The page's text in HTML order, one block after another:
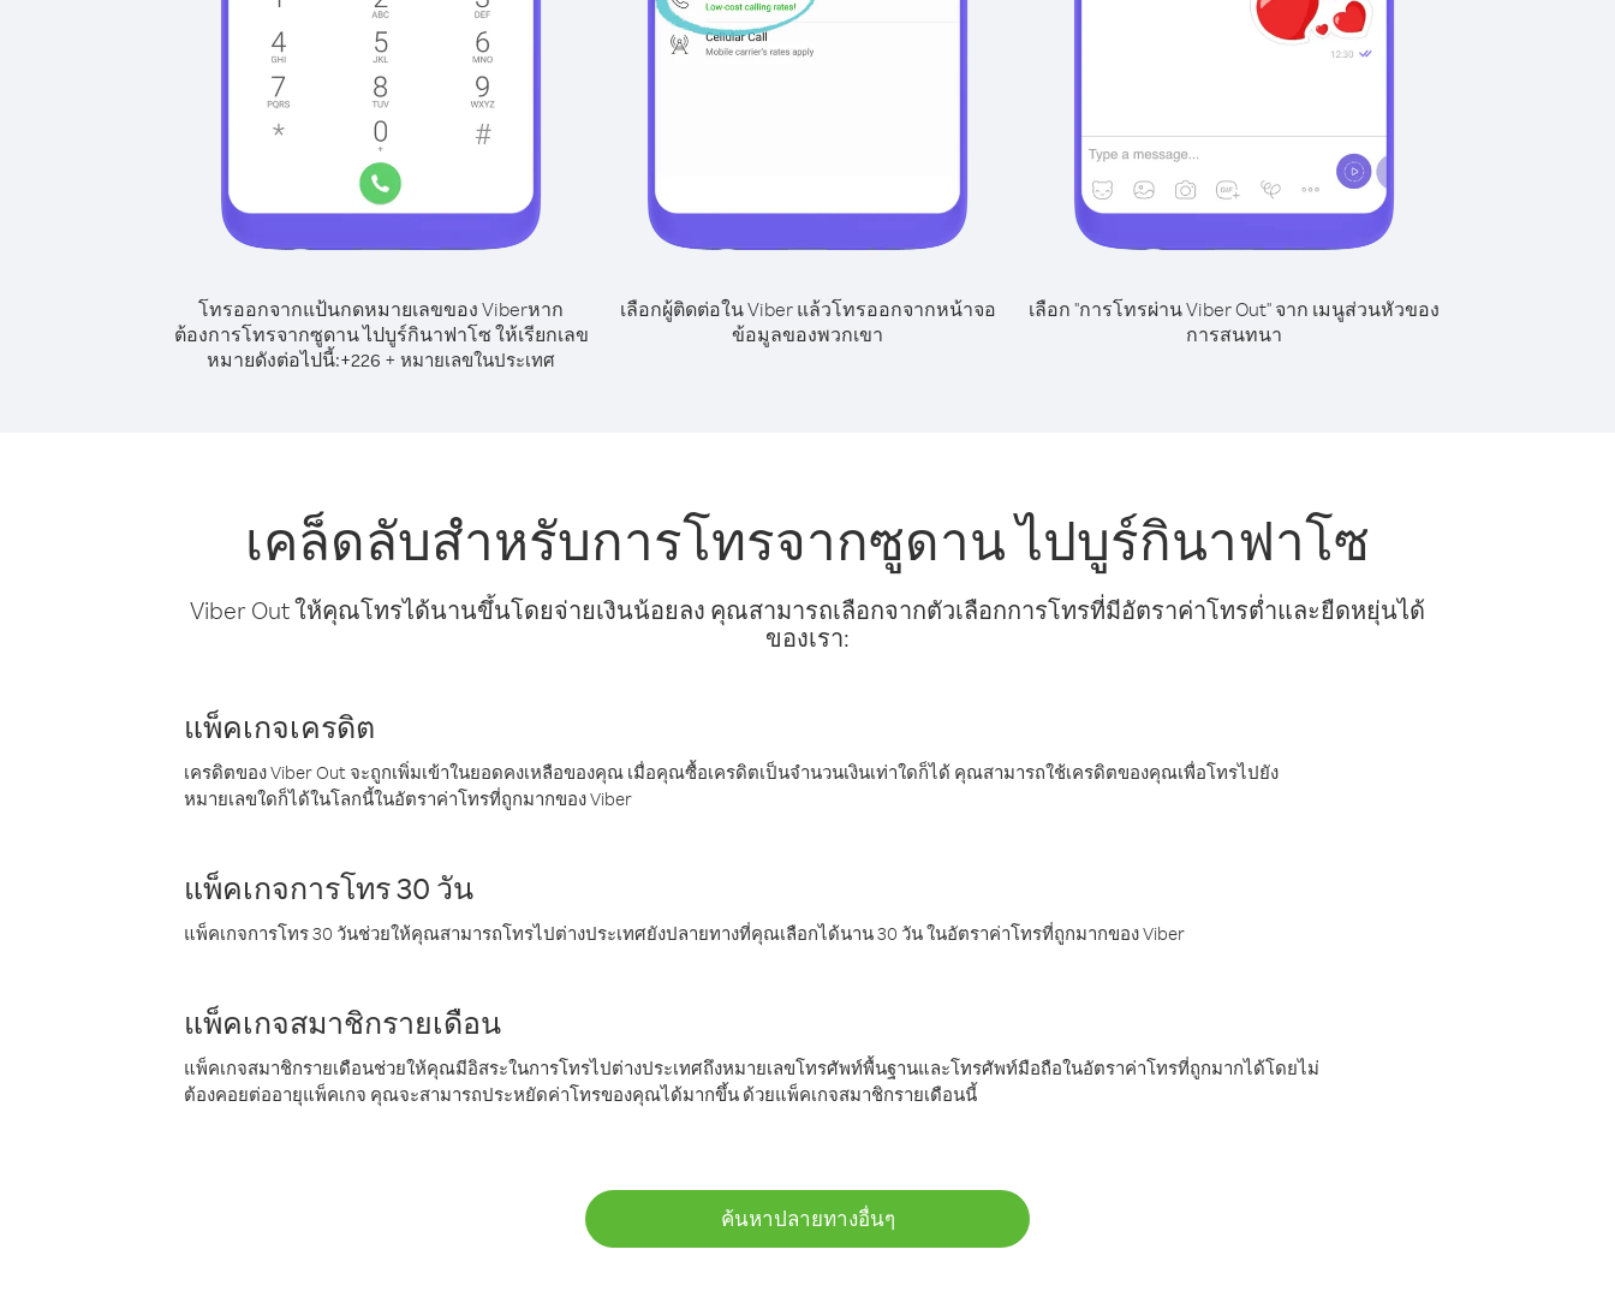
โทรออกจากแป้นกดหมายเลขของ Viberหาก
ต้องการโทรจากซูดาน ไปบูร์กินาฟาโซ ให้เรียกเลข
หมายดังต่อไปนี้:+226 + หมายเลขในประเทศ
เลือกผู้ติดต่อใน Viber แล้วโทรออกจากหน้าจอ
ข้อมูลของพวกเขา
เลือก "การโทรผ่าน Viber Out" จาก เมนูส่วนหัวของ
การสนทนา
เคล็ดลับสำหรับการโทรจากซูดาน ไปบูร์กินาฟาโซ
Viber Out ให้คุณโทรได้นานขึ้นโดยจ่ายเงินน้อยลง คุณสามารถเลือกจากตัวเลือกการโทรที่มีอัตราค่าโทรต่ำและยืดหยุ่นได้
ของเรา:
แพ็คเกจเครดิต
เครดิตของ Viber Out จะถูกเพิ่มเข้าในยอดคงเหลือของคุณ เมื่อคุณซื้อเครดิตเป็นจำนวนเงินเท่าใดก็ได้ คุณสามารถใช้เครดิตของคุณเพื่อโทรไปยัง
หมายเลขใดก็ได้ในโลกนี้ในอัตราค่าโทรที่ถูกมากของ Viber
แพ็คเกจการโทร 30 วัน
แพ็คเกจการโทร 30 วันช่วยให้คุณสามารถโทรไปต่างประเทศยังปลายทางที่คุณเลือกได้นาน 30 วัน ในอัตราค่าโทรที่ถูกมากของ Viber
แพ็คเกจสมาชิกรายเดือน
แพ็คเกจสมาชิกรายเดือนช่วยให้คุณมีอิสระในการโทรไปต่างประเทศถึงหมายเลขโทรศัพท์พื้นฐานและโทรศัพท์มือถือในอัตราค่าโทรที่ถูกมากได้โดยไม่
ต้องคอยต่ออายุแพ็คเกจ คุณจะสามารถประหยัดค่าโทรของคุณได้มากขึ้น ด้วยแพ็คเกจสมาชิกรายเดือนนี้
ค้นหาปลายทางอื่นๆ